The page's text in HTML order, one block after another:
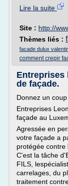
Lire la suite
Site : http://
Thèmes liés :
facade dulux
comment crepir
Entreprises
de façade.
Donnez un
Entreprises
façade au
Agressée en
votre façade a
protégée contre
C'est la tâche
FILS,
carrelages, du
traitement